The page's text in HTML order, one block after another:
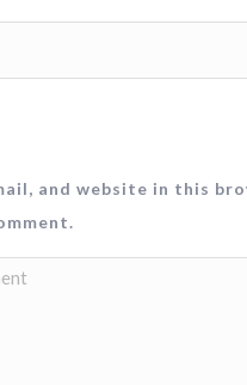
and website in this